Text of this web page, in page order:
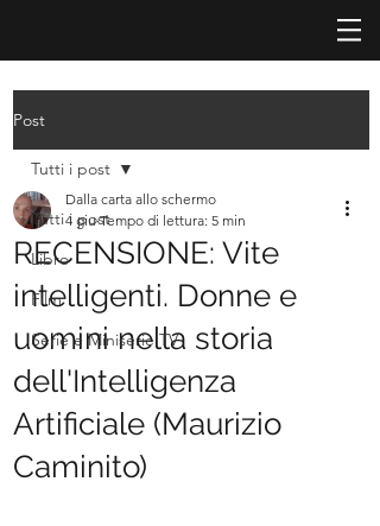
Post
Tutti i post
Libro
Film
Serie e Miniserie TV
Tutti i post
RECENSIONE: Vite
intelligenti. Donne e
uomini nella storia
dell'Intelligenza
Artificiale (Maurizio
Caminito)
Dalla carta allo schermo
4 giu Tempo di lettura: 5 min